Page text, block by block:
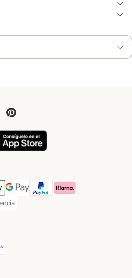
Payment Method
Payment Method
Google Pay Payment Method
PayPal Payment Method
Klarna Payment Method
Payment Method
Method
Shipping Method
paack Shipping Method